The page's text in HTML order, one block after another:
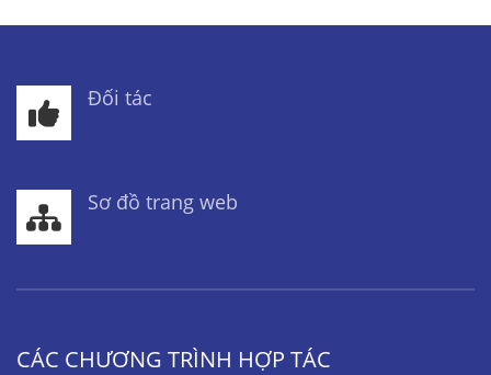
Đối tác
Sơ đồ trang web
CÁC CHƯƠNG TRÌNH HỢP TÁC